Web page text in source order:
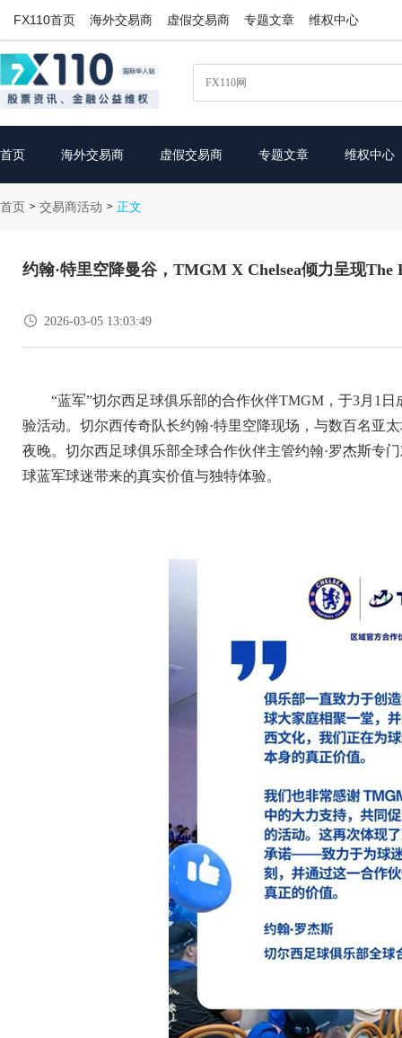
FX110首页 海外交易商 虚假交易商 专题文章 维权中心
首页 海外交易商 虚假交易商 专题文章 维权中心
首页 > 交易商活动 > 正文
约翰·特里空降曼谷，TMGM X Chelsea倾力呈现The
 2026-03-05 13:03:49
“蓝军”切尔西足球俱乐部的合作伙伴TMGM，于3月1日
验活动。切尔西传奇队长约翰·特里空降现场，与数百名亚
夜晚。切尔西足球俱乐部全球合作伙伴主管约翰·罗杰斯专
球蓝军球迷带来的真实价值与独特体验。